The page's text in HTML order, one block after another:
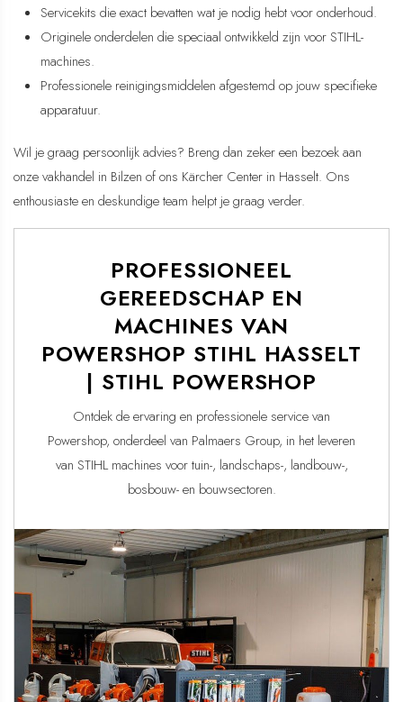
Servicekits die exact bevatten wat je nodig hebt voor onderhoud.
Originele onderdelen die speciaal ontwikkeld zijn voor STIHL-
machines.
Professionele reinigingsmiddelen afgestemd op jouw specifieke
apparatuur.
Wil je graag persoonlijk advies? Breng dan zeker een bezoek aan
onze vakhandel in Bilzen of ons Kärcher Center in Hasselt. Ons
enthousiaste en deskundige team helpt je graag verder.
PROFESSIONEEL
GEREEDSCHAP EN
MACHINES VAN
POWERSHOP STIHL HASSELT
| STIHL POWERSHOP
Ontdek de ervaring en professionele service van
Powershop, onderdeel van Palmaers Group, in het leveren
van STIHL machines voor tuin-, landschaps-, landbouw-,
bosbouw- en bouwsectoren.